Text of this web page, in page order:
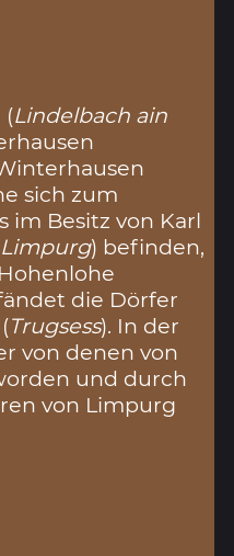
(Lindelbach ain
sich zum
im Besitz von Karl
Limpurg) befinden,
die Dörfer
Trugsess). In der
von denen von
und durch
von Limpurg